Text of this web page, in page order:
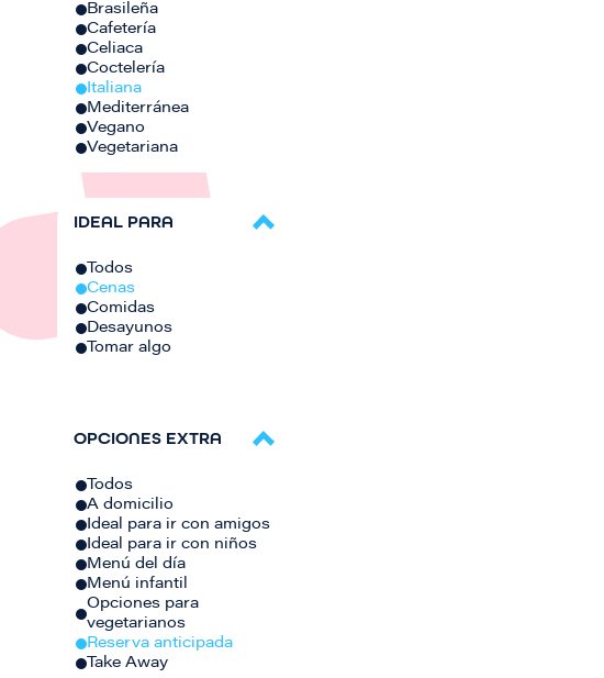
Brasileña
Cafetería
Celiaca
Coctelería
Italiana
Mediterránea
Vegano
Vegetariana
IDEAL PARA
Todos
Cenas
Comidas
Desayunos
Tomar algo
OPCIONES EXTRA
Todos
A domicilio
Ideal para ir con amigos
Ideal para ir con niños
Menú del día
Menú infantil
Opciones para
vegetarianos
Reserva anticipada
Take Away